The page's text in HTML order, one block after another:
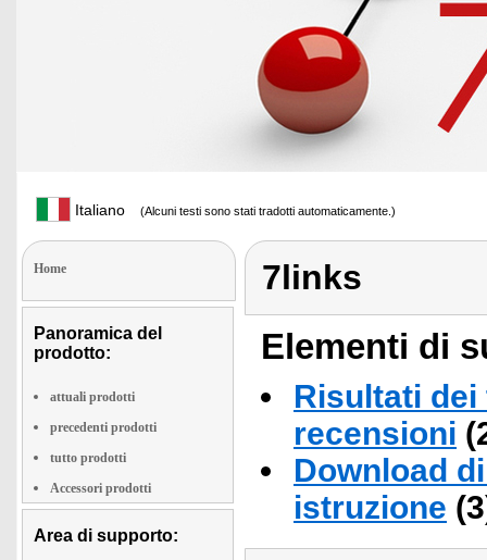
Italiano (Alcuni testi sono stati tradotti automaticamente.)
Home
Panoramica del
prodotto:
attuali prodotti
precedenti prodotti
tutto prodotti
Accessori prodotti
Area di supporto:
7links
Elementi di
Risultati
recensioni
Download
istruzione